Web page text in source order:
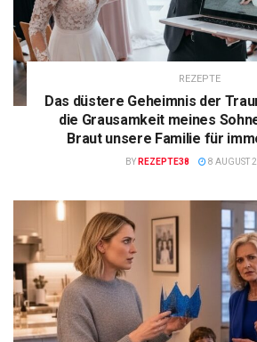
REZEPTE
Das düstere Geheimnis der
die Grausamkeit meines
Braut unsere Familie für
BY REZEPTE38 8 AUGUST